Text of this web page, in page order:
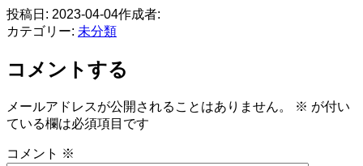
投稿日: 2023-04-04作成者:
カテゴリー: 未分類
コメントする
メールアドレスが公開されることはありません。 ※ が付い
ている欄は必須項目です
コメント ※